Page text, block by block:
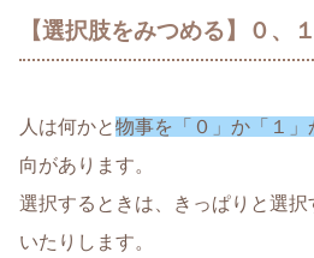
【選択肢をみつめる】０、
人は何かと物事を「０」か「１
向があります。
選択するときは、きっぱりと選
いたりします。